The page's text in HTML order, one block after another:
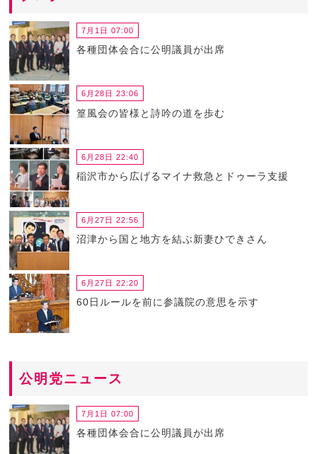
7月1日 07:00
各種団体会合に公明議員が出席
6月28日 23:06
篁風会の皆様と詩吟の道を歩む
6月28日 22:40
稲沢市から広げるマイナ救急とドゥーラ支援
6月27日 22:56
沼津から国と地方を結ぶ新妻ひできさん
6月27日 22:20
60日ルールを前に参議院の意思を示す
公明党ニュース
7月1日 07:00
各種団体会合に公明議員が出席